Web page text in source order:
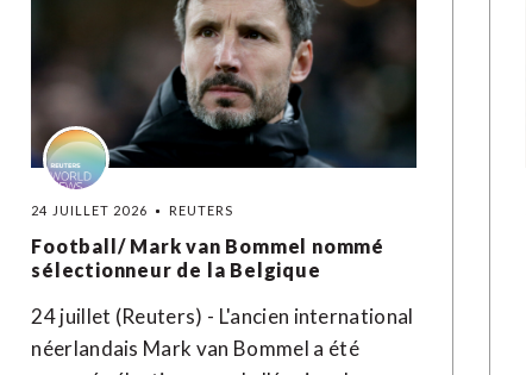
24 JUILLET 2026 REUTERS
Football/ Mark van Bommel nommé
sélectionneur de la Belgique
24 juillet (Reuters) - L'ancien international
néerlandais Mark van Bommel a été